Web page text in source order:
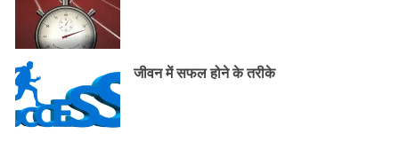
जीवन में सफल होने के तरीके